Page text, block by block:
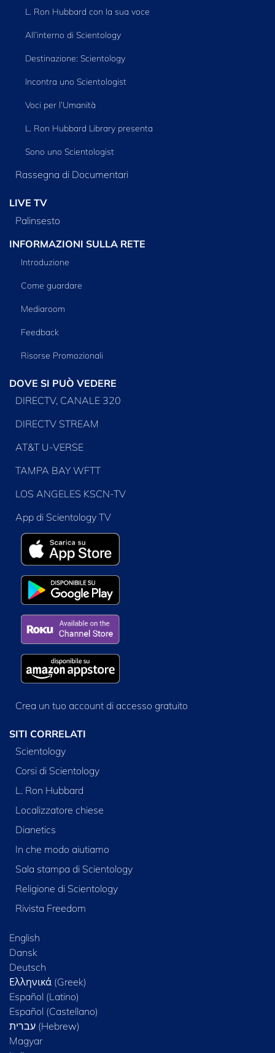
L. Ron Hubbard con la sua voce
All’interno di Scientology
Destinazione: Scientology
Incontra uno Scientologist
Voci per l’Umanità
L. Ron Hubbard Library presenta
Sono uno Scientologist
Rassegna di Documentari
LIVE TV
Palinsesto
INFORMAZIONI SULLA RETE
Introduzione
Come guardare
Mediaroom
Feedback
Risorse Promozionali
DOVE SI PUÒ VEDERE
DIRECTV, CANALE 320
DIRECTV STREAM
AT&T U-VERSE
TAMPA BAY WFTT
LOS ANGELES KSCN-TV
App di Scientology TV
Crea un tuo account di accesso gratuito
SITI CORRELATI
Scientology
Corsi di Scientology
L. Ron Hubbard
Localizzatore chiese
Dianetics
In che modo aiutiamo
Sala stampa di Scientology
Religione di Scientology
Rivista Freedom
English
Dansk
Deutsch
Ελληνικά (Greek)
Español (Latino)
Español (Castellano)
Magyar